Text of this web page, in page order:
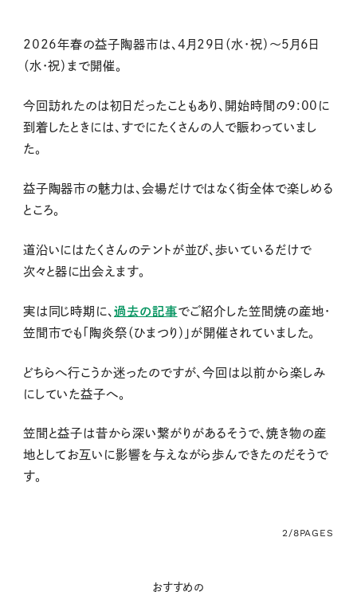
2026年春の益子陶器市は、4月29日（水・祝）〜5月6日
（水・祝）まで開催。
今回訪れたのは初日だったこともあり、開始時間の9:00に
到着したときには、すでにたくさんの人で賑わっていまし
た。
益子陶器市の魅力は、会場だけではなく街全体で楽しめる
ところ。
道沿いにはたくさんのテントが並び、歩いているだけで
次々と器に出会えます。
実は同じ時期に、過去の記事でご紹介した笠間焼の産地・
笠間市でも「陶炎祭（ひまつり）」が開催されていました。
どちらへ行こうか迷ったのですが、今回は以前から楽しみ
にしていた益子へ。
笠間と益子は昔から深い繋がりがあるそうで、焼き物の産
地としてお互いに影響を与えながら歩んできたのだそうで
す。
2/8PAGES
おすすめの